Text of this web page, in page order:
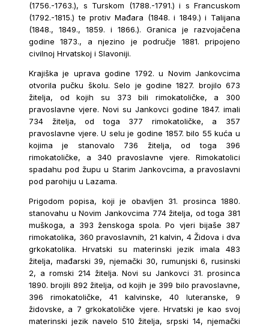
(1756.-1763.), s Turskom (1788.-1791.) i s Francuskom
(1792.-1815.) te protiv Mađara (1848. i 1849.) i Talijana
(1848., 1849., 1859. i 1866.). Granica je razvojačena
godine 1873., a njezino je područje 1881. pripojeno
civilnoj Hrvatskoj i Slavoniji.
Krajiška je uprava godine 1792. u Novim Jankovcima
otvorila pučku školu. Selo je godine 1827. brojilo 673
žitelja, od kojih su 373 bili rimokatoličke, a 300
pravoslavne vjere. Novi su Jankovci godine 1847. imali
734 žitelja, od toga 377 rimokatoličke, a 357
pravoslavne vjere. U selu je godine 1857. bilo 55 kuća u
kojima je stanovalo 736 žitelja, od toga 396
rimokatoličke, a 340 pravoslavne vjere. Rimokatolici
spadahu pod župu u Starim Jankovcima, a pravoslavni
pod parohiju u Lazama.
Prigodom popisa, koji je obavljen 31. prosinca 1880.
stanovahu u Novim Jankovcima 774 žitelja, od toga 381
muškoga, a 393 ženskoga spola. Po vjeri bijaše 387
rimokatolika, 360 pravoslavnih, 21 kalvin, 4 Židova i dva
grkokatolika. Hrvatski su materinski jezik imala 483
žitelja, mađarski 39, njemački 30, rumunjski 6, rusinski
2, a romski 214 žitelja. Novi su Jankovci 31. prosinca
1890. brojili 892 žitelja, od kojih je 399 bilo pravoslavne,
396 rimokatoličke, 41 kalvinske, 40 luteranske, 9
židovske, a 7 grkokatoličke vjere. Hrvatski je kao svoj
materinski jezik navelo 510 žitelja, srpski 14, njemački